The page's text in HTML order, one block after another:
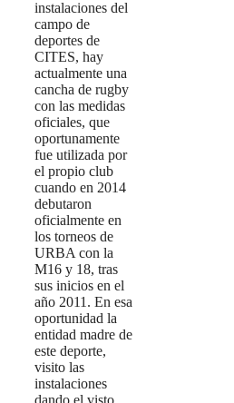
instalaciones del
campo de
deportes de
CITES, hay
actualmente una
cancha de rugby
con las medidas
oficiales, que
oportunamente
fue utilizada por
el propio club
cuando en 2014
debutaron
oficialmente en
los torneos de
URBA con la
M16 y 18, tras
sus inicios en el
año 2011. En esa
oportunidad la
entidad madre de
este deporte,
visito las
instalaciones
dando el visto